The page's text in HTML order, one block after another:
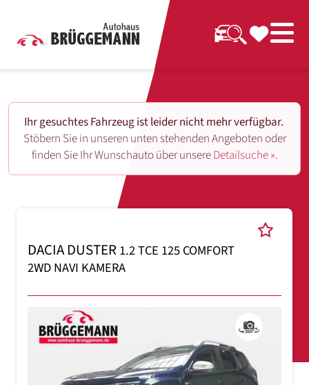
Ihr gesuchtes Fahrzeug ist leider nicht mehr verfügbar.
Stöbern Sie in unseren unten stehenden Angeboten oder
finden Sie Ihr Wunschauto über unsereDetailsuche ».
DACIA DUSTER1.2 TCE 125 COMFORT
2WD NAVI KAMERA